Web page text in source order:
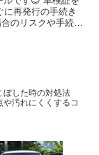
再発行の手続き
のリスクや手続き
ぼした時の対処法
汚れにくくするコ